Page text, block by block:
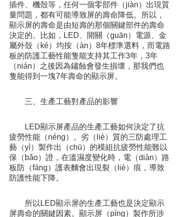
插件、機殼等，任何一個零部件（jiàn）出現質
量問題，都有可能導致屏的壽命降低。所以，
顯示屏的壽命是由短壽的那個關鍵部件的壽命
決定的。比如，LED、開關（guān）電源、金
屬外殼（ké）均按（àn）8年標準選料，而電路
板的防護工藝性能隻能支持其工作3年，3年
（nián）之後因為鏽蝕會發生損壞，那我們也
隻能得到一塊7年壽命的顯示屏。
三、生產工藝對產品的影響
LED顯示屏產品的生產工藝如何決定了抗
疲勞性能（néng）。劣（liè）質的三防處理工
藝（yì）製作出（chū）的模組抗疲勞性能難以
保（bǎo）證，在溫濕度變化時，電（diàn）路
板防（fáng）護表麵會出現裂（liè）痕，導致
防護性能下降。
所以LED顯示屏的生產工藝也是決定顯示
屏壽命的關鍵因素。顯示屏（píng）製作所涉